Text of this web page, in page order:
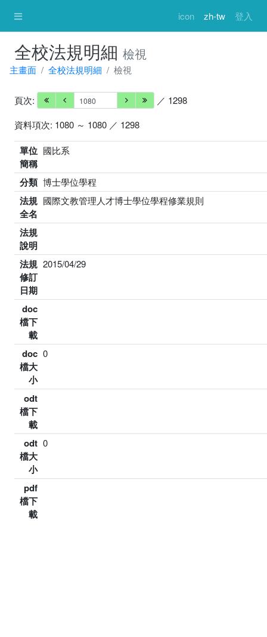
icon zh-tw 登入
全校法規明細 檢視
主畫面 全校法規明細 檢視
頁次:
／ 1298
資料項次: 1080 ～ 1080 ／ 1298
單位
簡稱
國比系
分類 博士學位學程
法規
全名
國際文教管理人才博士學位學程修業規則
法規
說明
法規
修訂
日期
2015/04/29
doc
檔下
載
doc
檔大
小
0
odt
檔下
載
odt
檔大
小
0
pdf
檔下
載